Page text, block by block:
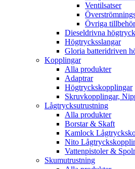
Ventilsatser
Övriga tillbehör
Dieseldrivna
Högtrycksslangar
Gloria batteridriven
Kopplingar
Alla produkter
Adaptrar
Högtryckskopplingar
Skruvkopplingar,
Lågtrycksutrustning
Alla produkter
Borstar & Skaft
Kamlock
Nito
Vattenpistoler &
Skumutrustning